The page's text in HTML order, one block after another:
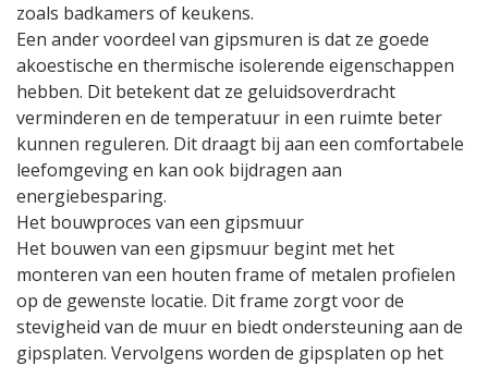
zoals badkamers of keukens.
Een ander voordeel van gipsmuren is dat ze goede
akoestische en thermische isolerende eigenschappen
hebben. Dit betekent dat ze geluidsoverdracht
verminderen en de temperatuur in een ruimte beter
kunnen reguleren. Dit draagt bij aan een comfortabele
leefomgeving en kan ook bijdragen aan
energiebesparing.
Het bouwproces van een gipsmuur
Het bouwen van een gipsmuur begint met het
monteren van een houten frame of metalen profielen
op de gewenste locatie. Dit frame zorgt voor de
stevigheid van de muur en biedt ondersteuning aan de
gipsplaten. Vervolgens worden de gipsplaten op het